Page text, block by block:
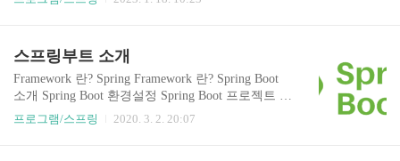
다시 재가공 되면서 length 가 틀어지는 문제가 있을 수 있습니다. 특
히 DJango 등 JSon 처리 방식이 스프링부트와 다를때 문제가 발생하
는 것으로, 재가공 하는 기능을 막는 방법은 아직 찾지 못하였으나..
스프링부트 소개
Framework 란? Spring Framework 란? Spring Boot
소개 Spring Boot 환경설정 Spring Boot 프로젝트 생
성 Spring Boot 프로젝트 실행 Spring Boot 빌드 및
프로그램/스프링 2020. 3. 2. 20:07